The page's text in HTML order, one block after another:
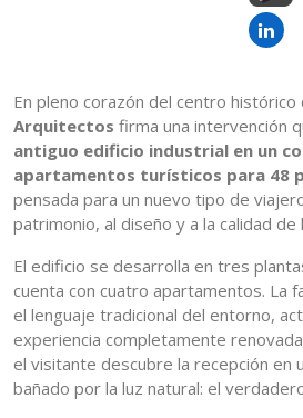
En pleno corazón del centro histórico
Arquitectos firma una intervención
antiguo edificio industrial en un
apartamentos turísticos para 48
pensada para un nuevo tipo de
patrimonio, al diseño y a la calidad
El edificio se desarrolla en tres
cuenta con cuatro apartamentos. La
el lenguaje tradicional del entorno,
experiencia completamente
el visitante descubre la recepción en
bañado por la luz natural: el